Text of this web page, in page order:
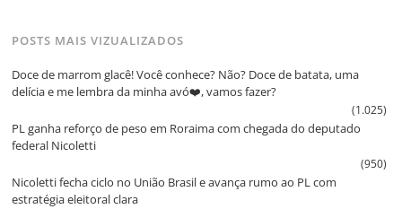
POSTS MAIS VIZUALIZADOS
Doce de marrom glacê! Você conhece? Não? Doce de batata, uma
delícia e me lembra da minha avó❤️, vamos fazer?
(1.025)
PL ganha reforço de peso em Roraima com chegada do deputado
federal Nicoletti
(950)
Nicoletti fecha ciclo no União Brasil e avança rumo ao PL com
estratégia eleitoral clara